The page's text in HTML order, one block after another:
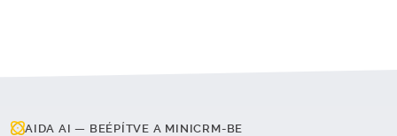
AIDA AI — BEÉPÍTVE A MINICRM-BE